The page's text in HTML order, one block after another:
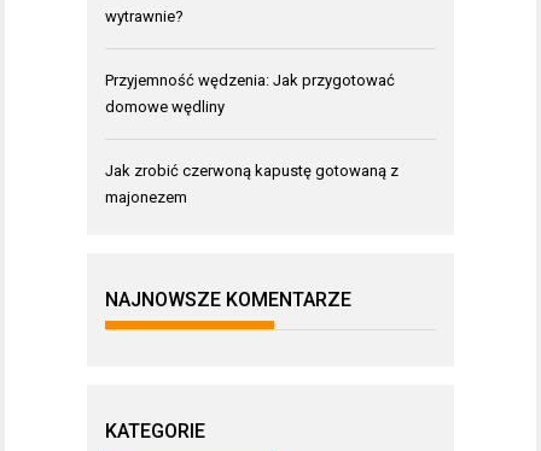
wytrawnie?
Przyjemność wędzenia: Jak przygotować
domowe wędliny
Jak zrobić czerwoną kapustę gotowaną z
majonezem
NAJNOWSZE KOMENTARZE
KATEGORIE